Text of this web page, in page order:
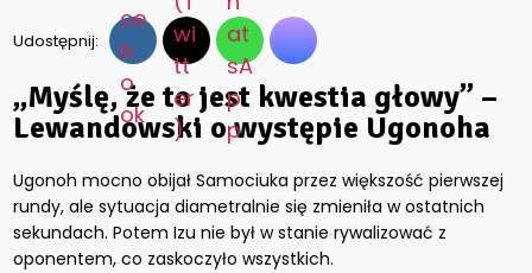
Udostępnij:
„Myślę, że to jest kwestia głowy” –
Lewandowski o występie Ugonoha
Ugonoh mocno obijał Samociuka przez większość pierwszej
rundy, ale sytuacja diametralnie się zmieniła w ostatnich
sekundach. Potem Izu nie był w stanie rywalizować z
oponentem, co zaskoczyło wszystkich.